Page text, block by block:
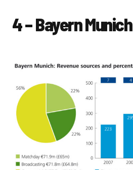
4 – Bayern Munich